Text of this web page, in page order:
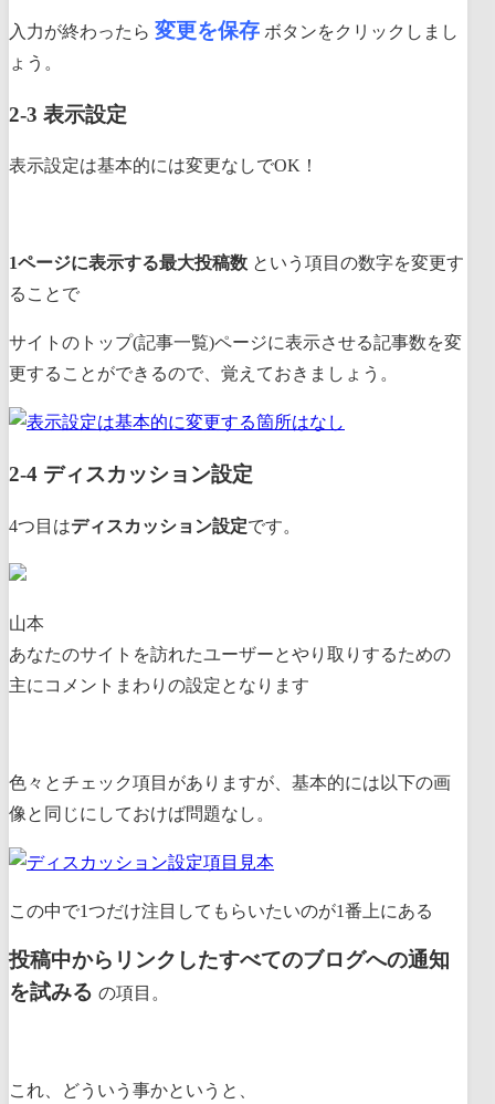
入力が終わったら 変更を保存 ボタンをクリックしまし
ょう。
2-3 表示設定
表示設定は基本的には変更なしでOK！
1ページに表示する最大投稿数 という項目の数字を変更す
ることで
サイトのトップ(記事一覧)ページに表示させる記事数を変
更することができるので、覚えておきましょう。
2-4 ディスカッション設定
4つ目はディスカッション設定です。
山本
あなたのサイトを訪れたユーザーとやり取りするための
主にコメントまわりの設定となります
色々とチェック項目がありますが、基本的には以下の画
像と同じにしておけば問題なし。
この中で1つだけ注目してもらいたいのが1番上にある
投稿中からリンクしたすべてのブログへの通知
を試みる の項目。
これ、どういう事かというと、